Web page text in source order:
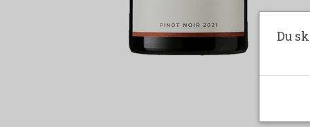
Du